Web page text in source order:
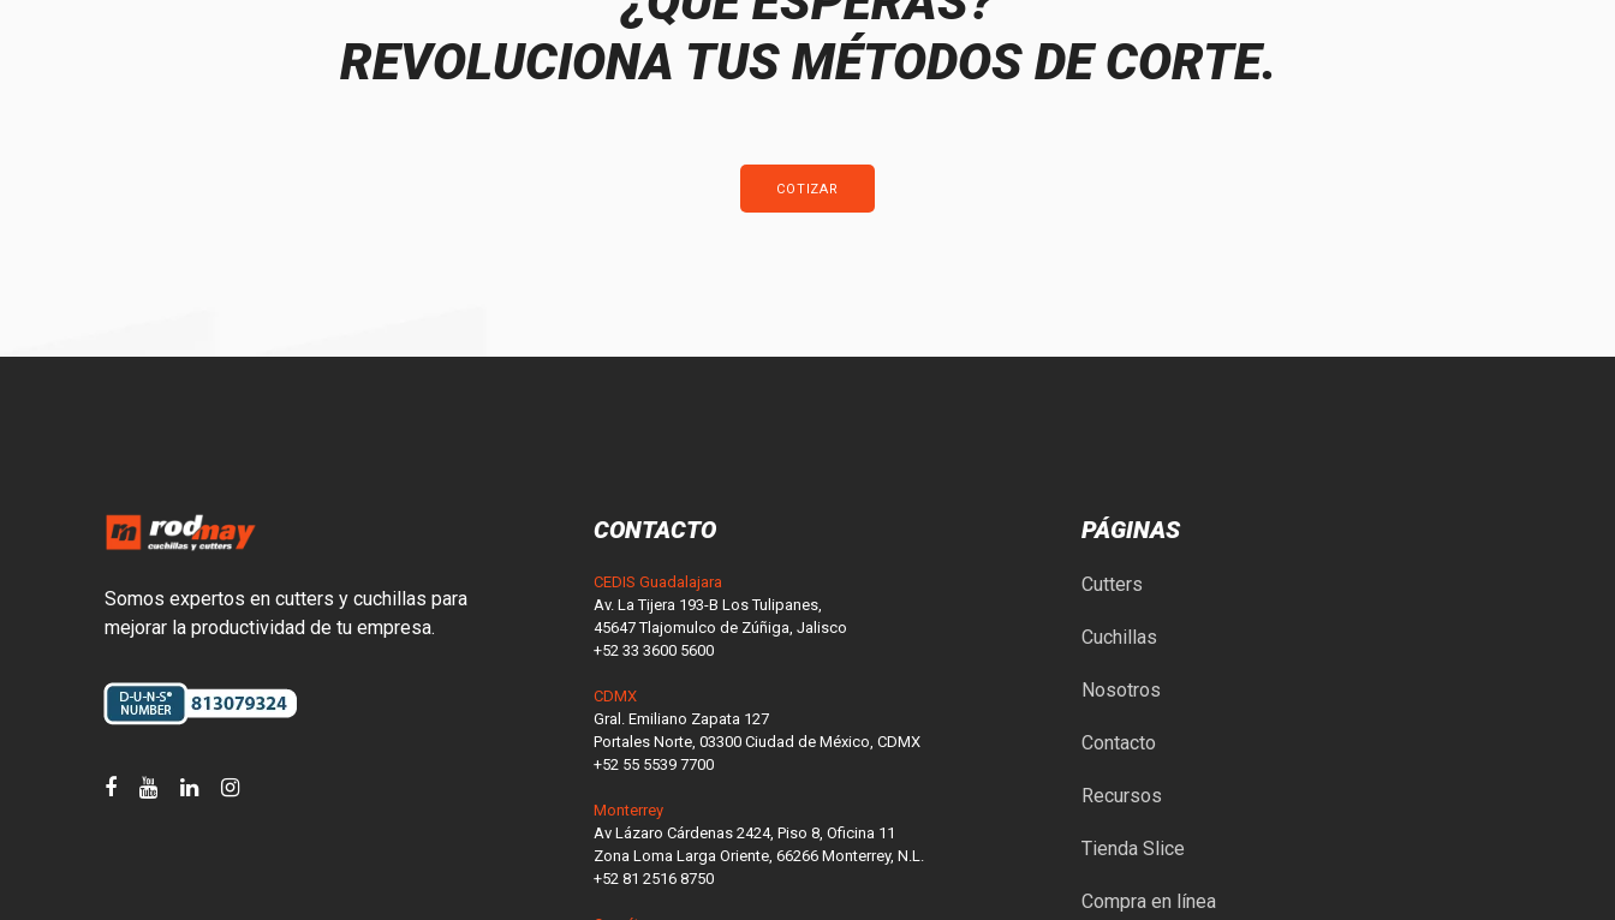
REVOLUCIONA TUS MÉTODOS DE CORTE.
COTIZAR
Somos expertos en cutters y cuchillas para
mejorar la productividad de tu empresa.
CONTACTO
CEDIS Guadalajara
Av. La Tijera 193-B Los Tulipanes,
45647 Tlajomulco de Zúñiga, Jalisco
+52 33 3600 5600
CDMX
Gral. Emiliano Zapata 127
Portales Norte, 03300 Ciudad de México, CDMX
+52 55 5539 7700
Monterrey
Av Lázaro Cárdenas 2424, Piso 8, Oficina 11
Zona Loma Larga Oriente, 66266 Monterrey, N.L.
+52 81 2516 8750
PÁGINAS
Cutters
Cuchillas
Nosotros
Contacto
Recursos
Tienda Slice
Compra en línea